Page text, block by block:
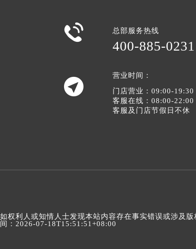
 总部服务热线
400-885-0231

营业时间：
门店营业：09:00-19:30
客服在线：08:00-22:00
客服及门店节假日不休
如权利人或知情人士发现本站内容存在事实错误或涉及
间：2026-07-18T15:51:51+08:00